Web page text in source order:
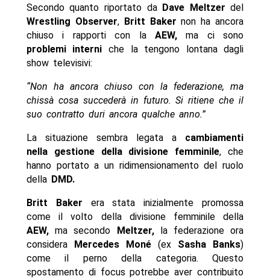
Secondo quanto riportato da Dave Meltzer del
Wrestling Observer, Britt Baker non ha ancora
chiuso i rapporti con la AEW,ma ci sono
problemi interni che la tengono lontana dagli
show televisivi:
“Non ha ancora chiuso con la federazione, ma
chissà cosa succederà in futuro. Si ritiene che il
suo contratto duri ancora qualche anno.”
La situazione sembra legata a cambiamenti
nella gestione della divisione femminile, che
hanno portato a un ridimensionamento del ruolo
della DMD.
Britt Baker era stata inizialmente promossa
come il volto della divisione femminile della
AEW,ma secondo Meltzer,la federazione ora
considera
Mercedes Moné (ex Sasha Banks)
come il perno della categoria. Questo
spostamento di focus potrebbe aver contribuito